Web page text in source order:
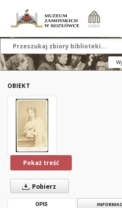
OBIEKT
Pokaż treść
Pobierz
OPIS